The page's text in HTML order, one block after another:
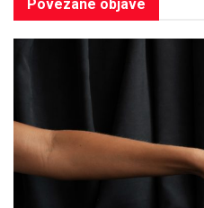
Povezane objave